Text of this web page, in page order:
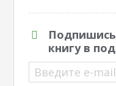
Подпишись
книгу в
Введите e-mail